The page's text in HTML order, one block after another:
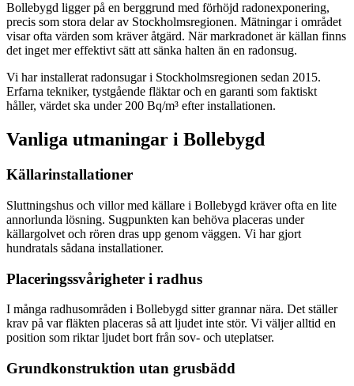
Bollebygd ligger på en berggrund med förhöjd radonexponering,
precis som stora delar av Stockholmsregionen. Mätningar i området
visar ofta värden som kräver åtgärd. När markradonet är källan finns
det inget mer effektivt sätt att sänka halten än en radonsug.
Vi har installerat radonsugar i Stockholmsregionen sedan 2015.
Erfarna tekniker, tystgående fläktar och en garanti som faktiskt
håller, värdet ska under 200 Bq/m³ efter installationen.
Vanliga utmaningar i Bollebygd
Källarinstallationer
Sluttningshus och villor med källare i Bollebygd kräver ofta en lite
annorlunda lösning. Sugpunkten kan behöva placeras under
källargolvet och rören dras upp genom väggen. Vi har gjort
hundratals sådana installationer.
Placeringssvårigheter i radhus
I många radhusområden i Bollebygd sitter grannar nära. Det ställer
krav på var fläkten placeras så att ljudet inte stör. Vi väljer alltid en
position som riktar ljudet bort från sov- och uteplatser.
Grundkonstruktion utan grusbädd